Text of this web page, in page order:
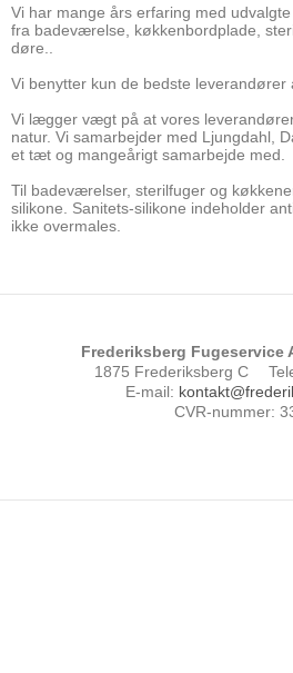
Vi har mange års erfaring med
fra badeværelse, køkkenbordplade,
døre..
Vi benytter kun de bedste leverandører
Vi lægger vægt på at vores
natur. Vi samarbejder med Ljungdahl,
et tæt og mangeårigt samarbejde med.
Til badeværelser, sterilfuger og
silikone. Sanitets-silikone indeholder
ikke overmales.
Frederiksberg Fugeservice
1875 Frederiksberg C
E-mail:
CVR-nummer: